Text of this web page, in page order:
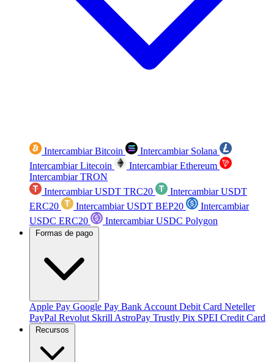
Intercambiar Bitcoin
Intercambiar Solana
Intercambiar Litecoin
Intercambiar Ethereum
Intercambiar TRON
Intercambiar USDT TRC20
Intercambiar USDT
ERC20
Intercambiar USDT BEP20
Intercambiar
USDC ERC20
Intercambiar USDC Polygon
Formas de pago
Apple Pay Google Pay Bank Account Debit Card Neteller
PayPal Revolut Skrill AstroPay Trustly Pix SPEI Credit Card
Recursos